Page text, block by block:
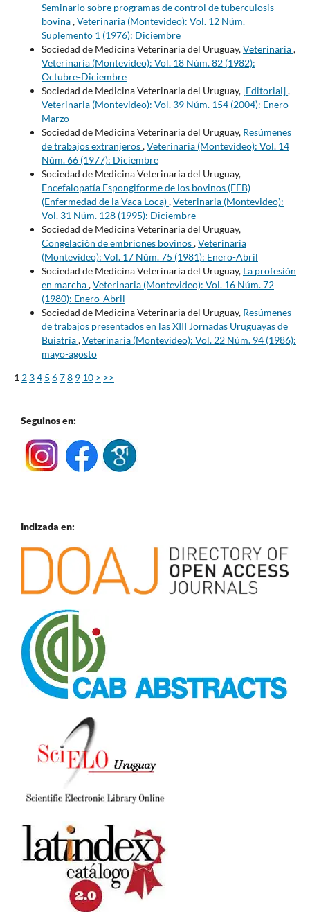
Seminario sobre programas de control de tuberculosis
bovina,Veterinaria (Montevideo): Vol. 12 Núm.
Suplemento 1 (1976): Diciembre
Sociedad de Medicina Veterinaria del Uruguay,Veterinaria,
Veterinaria (Montevideo): Vol. 18 Núm. 82 (1982):
Octubre-Diciembre
Sociedad de Medicina Veterinaria del Uruguay, [Editorial],
Veterinaria (Montevideo): Vol. 39 Núm. 154 (2004): Enero -
Marzo
Sociedad de Medicina Veterinaria del Uruguay, Resúmenes
de trabajos extranjeros,Veterinaria (Montevideo): Vol. 14
Núm. 66 (1977): Diciembre
Sociedad de Medicina Veterinaria del Uruguay,
Encefalopatía Espongiforme de los bovinos (EEB)
(Enfermedad de la Vaca Loca),Veterinaria (Montevideo):
Vol. 31 Núm. 128 (1995): Diciembre
Sociedad de Medicina Veterinaria del Uruguay,
Congelación de embriones bovinos,Veterinaria
(Montevideo): Vol. 17 Núm. 75 (1981): Enero-Abril
Sociedad de Medicina Veterinaria del Uruguay, La profesión
en marcha,Veterinaria (Montevideo): Vol. 16 Núm. 72
(1980): Enero-Abril
Sociedad de Medicina Veterinaria del Uruguay, Resúmenes
de trabajos presentados en las XIII Jornadas Uruguayas de
Buiatría,Veterinaria (Montevideo): Vol. 22 Núm. 94 (1986):
mayo-agosto
1 2 34 5 678 9 10 > >>
Seguinos en:
Indizada en: